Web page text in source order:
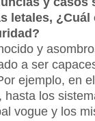
letales, ¿Cuál
y
a ser
ejemplo, en
hasta los
vogue y los